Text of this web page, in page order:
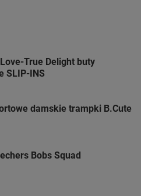
True Delight buty
SLIP-INS
damskie trampki B.Cute
Bobs Squad